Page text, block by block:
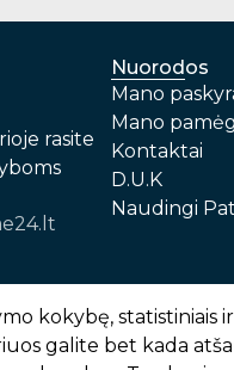
rasite
Nuorodos
Mano
Mano
Kontaktai
D.U.K
Naudingi
kokybę, statistiniais
galite bet kada